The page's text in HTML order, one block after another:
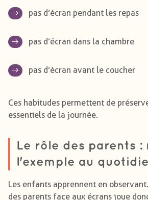
pas d’écran pendant les repas
pas d’écran dans la chambre
pas d’écran avant le coucher
Ces habitudes permettent de
essentiels de la journée.
Le rôle des parents :
l'exemple au
Les enfants apprennent en
des parents face aux écrans joue